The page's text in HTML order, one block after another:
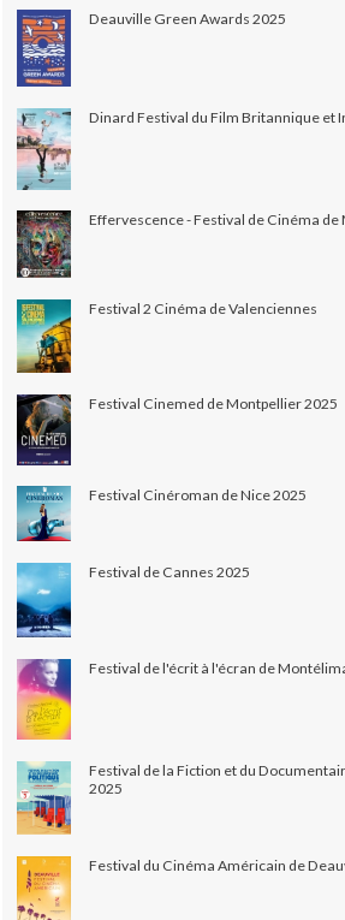
Deauville Green Awards 2025
Dinard Festival du Film Britannique et
Effervescence - Festival de Cinéma de
Festival 2 Cinéma de Valenciennes
Festival Cinemed de Montpellier 2025
Festival Cinéroman de Nice 2025
Festival de Cannes 2025
Festival de l'écrit à l'écran de
Festival de la Fiction et du
2025
Festival du Cinéma Américain de